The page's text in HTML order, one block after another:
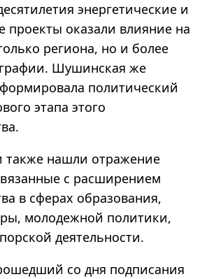
энергетические и
проекты оказали влияние на
региона, но и более
Шушинская же
политический
этапа этого
также нашли отражение
с расширением
в сферах образования,
молодежной политики,
деятельности.
со дня подписания